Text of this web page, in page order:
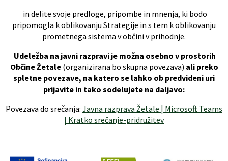
in delite svoje predloge, pripombe in mnenja, ki bodo
pripomogla k oblikovanju Strategije in s tem k oblikovanju
prometnega sistema v občini v prihodnje.
Udeležba na javni razpravi je možna osebno v prostorih
Občine Žetale(organizirana bo skupna povezava) ali preko
spletne povezave, na katero se lahko ob predvideni uri
prijavite in tako sodelujete na daljavo:
Povezava do srečanja: Javna razprava Žetale | Microsoft Teams
| Kratko srečanje-pridružitev